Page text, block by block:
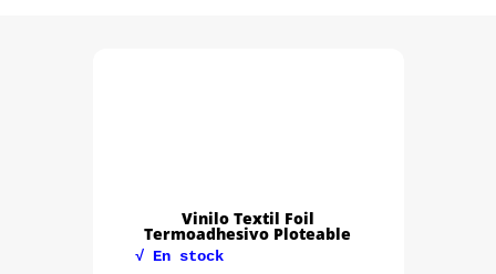
Vinilo Textil Foil
Termoadhesivo Ploteable
√ En stock